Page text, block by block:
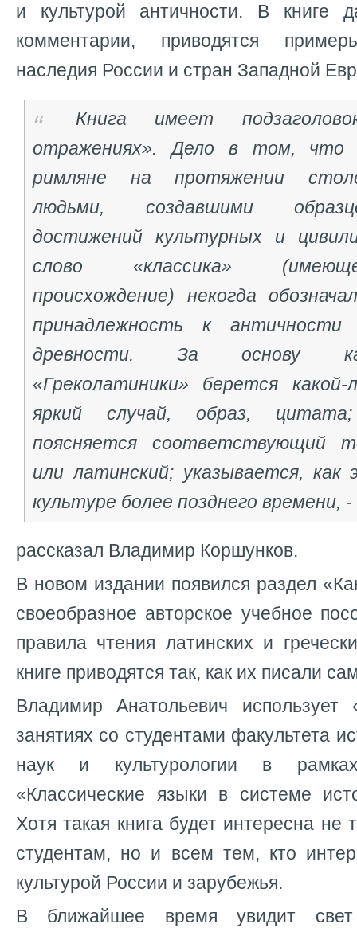
и культурой античности. В книге
комментарии, приводятся
наследия России и стран Западной
Книга имеет
отражениях». Дело в том, что
римляне на протяжении
людьми, создавшими
достижений культурных и
слово «классика»
происхождение) некогда
принадлежность к античности
древности. За основу
«Греколатиники» берется
яркий случай, образ,
поясняется соответствующий
или латинский; указывается, как
культуре более позднего времени, -
рассказал Владимир Коршунков.
В новом издании появился раздел
своеобразное авторское учебное
правила чтения латинских и
книге приводятся так, как их писали
Владимир Анатольевич использует
занятиях со студентами факультета
наук и культурологии в
«Классические языки в системе
Хотя такая книга будет интересна не
студентам, но и всем тем, кто
культурой России и зарубежья.
В ближайшее время увидит